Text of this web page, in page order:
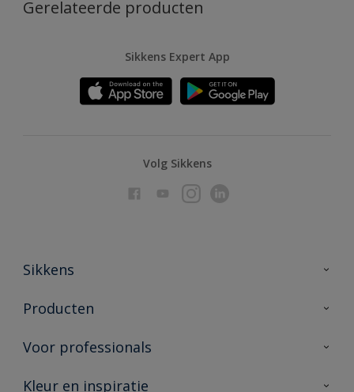
Gerelateerde producten
Sikkens Expert App
Volg Sikkens
Sikkens
Over Sikkens
Duurzaamheid
Producten
Producten voor binnen
Vind je verkooppunt
Voor professionals
Advies & service
Kleur en inspiratie